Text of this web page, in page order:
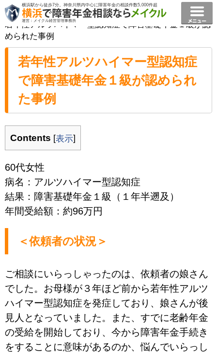
横浜駅から徒歩7分。神奈川県内中心に障害年金の相談件数5,000件超
運営：メイクル経営管理事務所
横浜で障害年金相談ならメイクル障害年金横浜 事例
若年性アルツハイマー型認知症で障害基礎年金１級が認
められた事例
若年性アルツハイマー型認知症
で障害基礎年金１級が認められ
た事例
Contents [表示]
60代女性
病名：アルツハイマー型認知症
結果：障害基礎年金１級（１年半遡及）
年間受給額：約96万円
＜依頼者の状況＞
ご相談にいらっしゃったのは、依頼者の娘さん
でした。お母様が３年ほど前から若年性アルツ
ハイマー型認知症を発症しており、娘さんが後
見人となっていました。また、すでに老齢年金
の受給を開始しており、今から障害年金手続き
をすることに意味があるのか、悩んでいらっし